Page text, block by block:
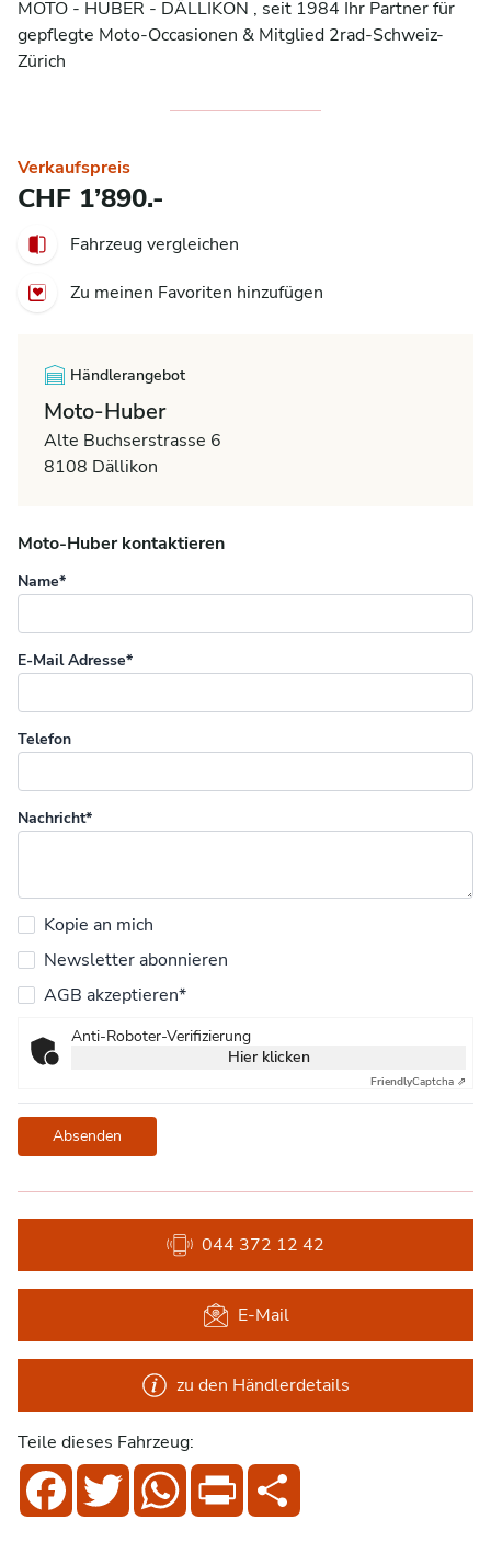
MOTO - HUBER - DÄLLIKON , seit 1984 Ihr Partner für
gepflegte Moto-Occasionen & Mitglied 2rad-Schweiz-
Zürich
Verkaufspreis
CHF 1’890.-
Fahrzeug vergleichen
Zu meinen Favoriten hinzufügen
Händlerangebot
Moto-Huber
Alte Buchserstrasse 6
8108 Dällikon
Moto-Huber kontaktieren
Name*
E-Mail Adresse*
Telefon
Nachricht*
Kopie an mich
Newsletter abonnieren
AGB akzeptieren*
Anti-Roboter-Verifizierung
Hier klicken
FriendlyCaptcha ⇗
Absenden
044 372 12 42
E-Mail
zu den Händlerdetails
Teile dieses Fahrzeug:
FacebookTwitterWhatsAppPrint